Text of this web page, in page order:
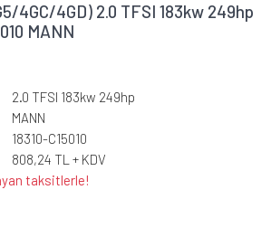
4GC/4GD) 2.0 TFSI 183kw 249hp
MANN
2.0 TFSI 183kw 249hp
MANN
18310-C15010
808,24 TL + KDV
taksitlerle!